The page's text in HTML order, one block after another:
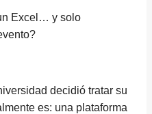
Excel… y solo
decidió tratar su
es: una plataforma